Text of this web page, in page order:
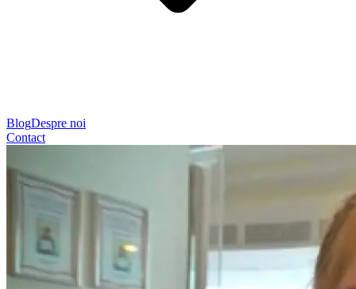
BlogDespre noi
Contact